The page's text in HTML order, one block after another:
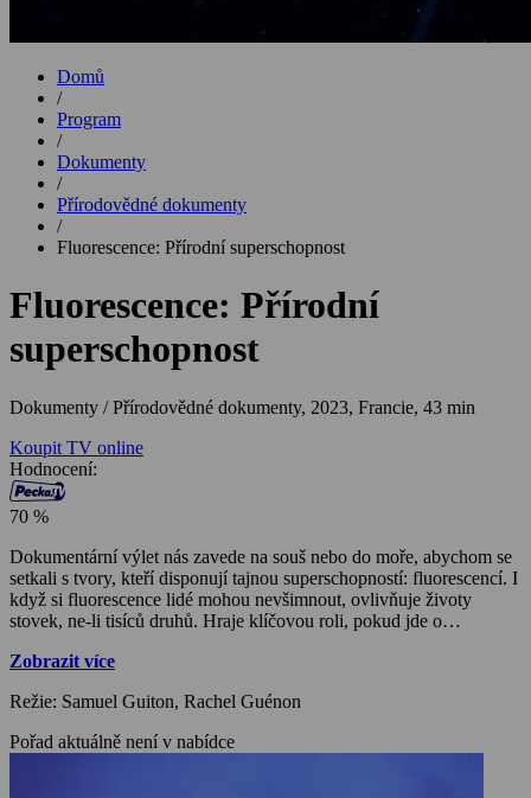
Domů
/
Program
/
Dokumenty
/
Přírodovědné dokumenty
/
Fluorescence: Přírodní superschopnost
Fluorescence: Přírodní
superschopnost
Dokumenty / Přírodovědné dokumenty, 2023, Francie, 43 min
Koupit TV online
Hodnocení:
70 %
Dokumentární výlet nás zavede na souš nebo do moře, abychom se
setkali s tvory, kteří disponují tajnou superschopností: fluorescencí. I
když si fluorescence lidé mohou nevšimnout, ovlivňuje životy
stovek, ne-li tisíců druhů. Hraje klíčovou roli, pokud jde o
specializované vybavení, abychom vyměnili zrak Homo sapiens za
budeme se snažit rozluštit jeho záhady. Zveme diváky, aby poznali
tvorové vyskočili přímo z fantazie sci-fi spisovatele. Vstoupíme do
Zobrazit více
Režie: Samuel Guiton, Rachel Guénon
Pořad aktuálně není v nabídce